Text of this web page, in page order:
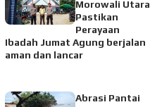
Morowali Utara
Pastikan
Perayaan
Ibadah Jumat Agung berjalan
aman dan lancar
Abrasi Pantai